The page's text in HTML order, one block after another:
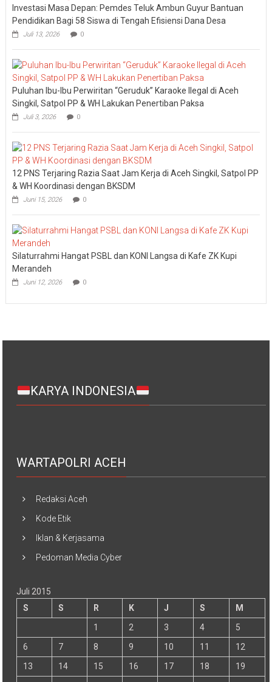
Investasi Masa Depan: Pemdes Teluk Ambun Guyur Bantuan
Pendidikan Bagi 58 Siswa di Tengah Efisiensi Dana Desa
Juli 13, 2026 0
Puluhan Ibu-Ibu Perwiritan “Geruduk” Karaoke Ilegal di Aceh
Singkil, Satpol PP & WH Lakukan Penertiban Paksa
Juli 3, 2026 0
12 PNS Terjaring Razia Saat Jam Kerja di Aceh Singkil, Satpol PP
& WH Koordinasi dengan BKSDM
Juni 15, 2026 0
Silaturrahmi Hangat PSBL dan KONI Langsa di Kafe ZK Kupi
Merandeh
Juni 12, 2026 0
KARYA INDONESIA
WARTAPOLRI ACEH
Redaksi Aceh
Kode Etik
Iklan & Kerjasama
Pedoman Media Cyber
Juli 2015
S
S R K J S
M
1
2 3 4
5
6
7 8 9 10 11
12
13
14 15 16 17 18
19